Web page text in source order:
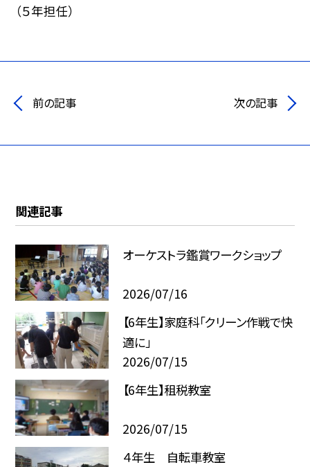
（５年担任）
前の記事 次の記事
関連記事
オーケストラ鑑賞ワークショップ
2026/07/16
【6年生】家庭科「クリーン作戦で快
適に」
2026/07/15
【6年生】租税教室
2026/07/15
４年生 自転車教室